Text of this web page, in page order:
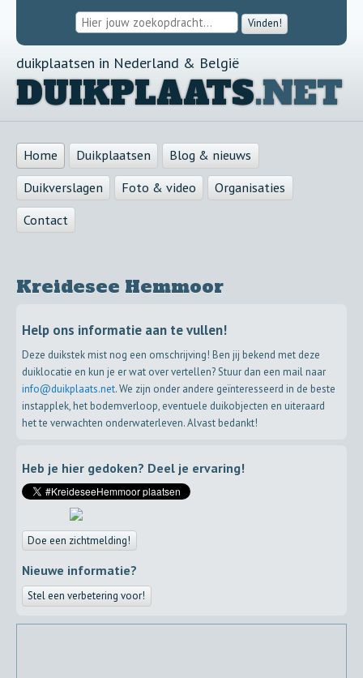
Vinden!
duikplaatsen in Nederland & België
DUIKPLAATS.NET
Home Duikplaatsen
Blog & nieuws
Duikverslagen
Foto & video
Organisaties
Contact
Kreidesee Hemmoor
Help ons informatie aan te vullen!
Deze duikstek mist nog een omschrijving! Ben jij bekend met deze
duiklocatie en kun je er wat over vertellen? Stuur dan een mail naar
info@duikplaats.net. We zijn onder andere geïnteresseerd in de beste
instapplek, het bodemverloop, eventuele duikobjecten en uiteraard
het te verwachten onderwaterleven. Alvast bedankt!
Heb je hier gedoken? Deel je ervaring!
Doe een zichtmelding!
Nieuwe informatie?
Stel een verbetering voor!